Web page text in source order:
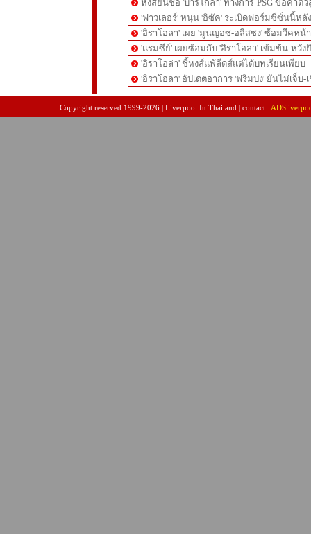
หงส์ยื่นซื้อ 'บาร์โกล่า' ทางการ-PSG ขอค่าตัว
'ฟาวเลอร์' หนุน 'อิซัค' ระเบิดฟอร์มซีซั่นนี้หลั
'อิราโอลา' เผย 'มูนญอซ-อลีสซง' ซ้อมวีคหน้
'แรมซีย์' เผยซ้อมกับ 'อิราโอลา' เข้มข้น-หวั
'อิราโอล่า' ชี้หงส์แพ้ลีดส์แต่ได้บทเรียนเพียบ
'อิราโอลา' อัปเดตอาการ 'ฟริมปง' ยันไม่เจ็บ-
Copyright reserved 1999-2026 | Liverpool In Thailand | contact :